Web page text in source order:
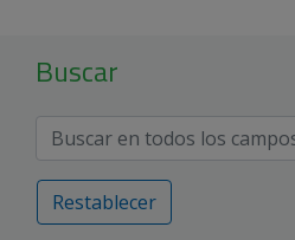
Buscar
Restablecer